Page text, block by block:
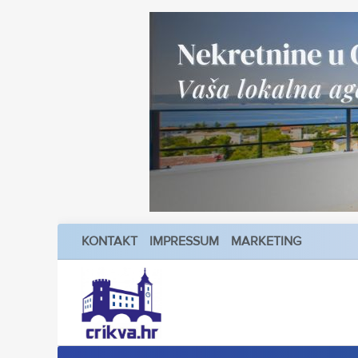
KONTAKT IMPRESSUM MARKETING